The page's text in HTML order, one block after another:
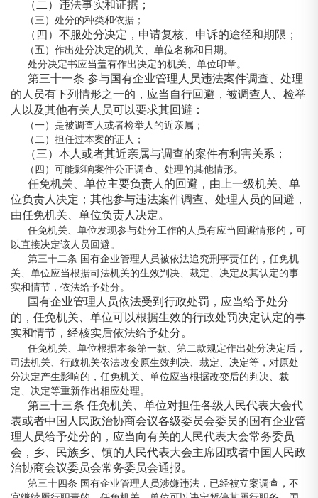
（二）违法事实和证据；
（三）处分的种类和依据；
（四）不服处分决定，申请复核、申诉的途径和期限；
（五）作出处分决定的机关、单位名称和日期。
处分决定书应当盖有作出决定的机关、单位印章。
第三十一条 参与国有企业管理人员违法案件调查、处理
的人员有下列情形之一的，应当自行回避，被调查人、检举
人以及其他有关人员可以要求其回避：
（一）是被调查人或者检举人的近亲属；
（二）担任过本案的证人；
（三）本人或者其近亲属与调查的案件有利害关系；
（四）可能影响案件公正调查、处理的其他情形。
任免机关、单位主要负责人的回避，由上一级机关、单
位负责人决定；其他参与违法案件调查、处理人员的回避，
由任免机关、单位负责人决定。
任免机关、单位发现参与处分工作的人员有应当回避情形的，可
以直接决定该人员回避。
第三十二条 国有企业管理人员被依法追究刑事责任的，任免机
关、单位应当根据司法机关的生效判决、裁定、决定及其认定的事
实和情节，依法给予处分。
国有企业管理人员依法受到行政处罚，应当给予处分
的，任免机关、单位可以根据生效的行政处罚决定认定的事
实和情节，经核实后依法给予处分。
任免机关、单位根据本条第一款、第二款规定作出处分决定后，
司法机关、行政机关依法改变原生效判决、裁定、决定等，对原处
分决定产生影响的，任免机关、单位应当根据改变后的判决、裁
定、决定等重新作出相应处理。
第三十三条 任免机关、单位对担任各级人民代表大会代
表或者中国人民政治协商会议各级委员会委员的国有企业管
理人员给予处分的，应当向有关的人民代表大会常务委员
会，乡、民族乡、镇的人民代表大会主席团或者中国人民政
治协商会议委员会常务委员会通报。
第三十四条 国有企业管理人员涉嫌违法，已经被立案调查，不